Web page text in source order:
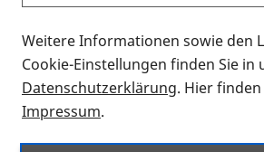
können? Schauen Sie sich die
Thema Infomaterial auf der PRO
für blinde und sehbehinderte
Auf dieser Seite finden Sie
Weitere Informationen sowie den
Cookie-Einstellungen finden Sie in
Datenschutzerklärung. Hier
Impressum.